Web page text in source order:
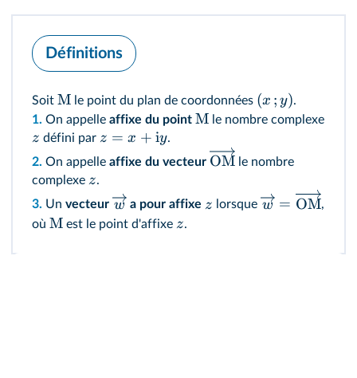
Définitions
Soit M le point du plan de coordonnées (x ; y).
1. On appelle affixe du point M le nombre complexe
z défini par z = x + iy.
2. On appelle affixe du vecteur OM le nombre
complexe z.
3. Un vecteur w a pour affixe z lorsque w = OM,
où M est le point d'affixe z.